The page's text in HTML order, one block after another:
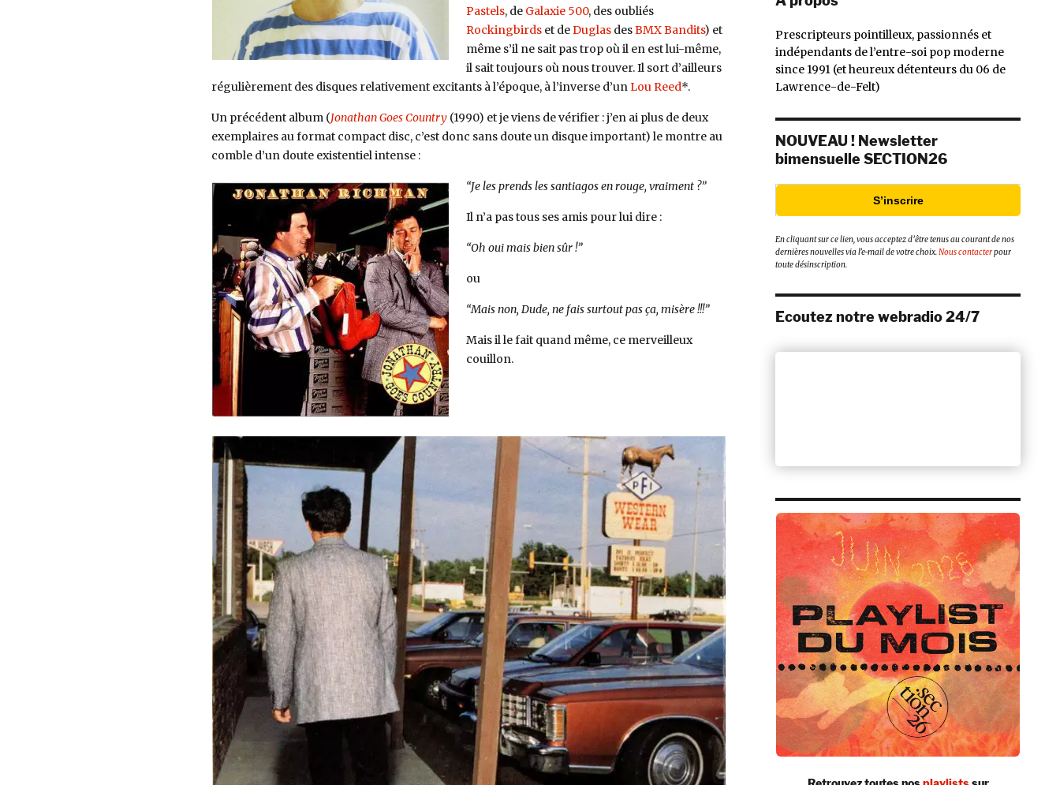
Pastels, de Galaxie 500, des oubliés
Rockingbirdset deDuglasdesBMX Bandits) et
même s’il ne sait pas trop où il en est lui-même,
il sait toujours où nous trouver. Il sort d’ailleurs
régulièrement des disques relativement excitants à l’époque, à l’inverse d’unLou Reed*.
Un précédent album (Jonathan Goes Country (1990) et je viens de vérifier : j’en ai plus de deux
exemplaires au format compact disc, c’est donc sans doute un disque important) le montre au
comble d’un doute existentiel intense :
“Je les prends les santiagos en rouge, vraiment ?”
Il n’a pas tous ses amis pour lui dire :
“Oh oui mais bien sûr !”
ou
“Mais non, Dude, ne fais surtout pas ça, misère !!!”
Mais il le fait quand même, ce merveilleux
couillon.
Prescripteurs pointilleux, passionnés et
indépendants de l’entre-soi pop moderne
since 1991 (et heureux détenteurs du 06 de
Lawrence-de-Felt)
NOUVEAU ! Newsletter
bimensuelle SECTION26
S’inscrire
En cliquant sur ce lien, vous acceptez d’être tenus au courant de nos
dernières nouvelles via l’e-mail de votre choix.Nous contacterpour
toute désinscription.
Ecoutez notre webradio 24/7